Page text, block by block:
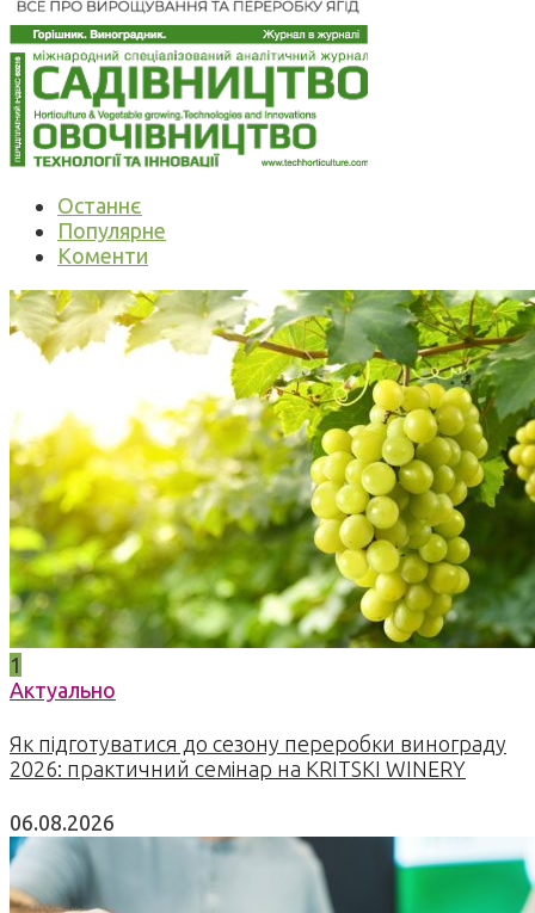
Останнє
Популярне
Коменти
1
Актуально
Як підготуватися до сезону переробки винограду
2026: практичний семінар на KRITSKI WINERY
06.08.2026